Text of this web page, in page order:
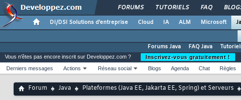
FORUMS TUTORIELS FAQ
DI/DSI Solutions d'entreprise Cloud IA ALM Microsoft
Forums Java
FAQ Java
Vous n'êtes pas encore inscrit sur Developpez.com ?
Inscrivez-vous gratuitement !
Derniers messages
Actions Réseau social Blogs Agenda Chat Règles
Forum Java Plateformes (Java EE, Jakarta EE, Spring) et Serveurs